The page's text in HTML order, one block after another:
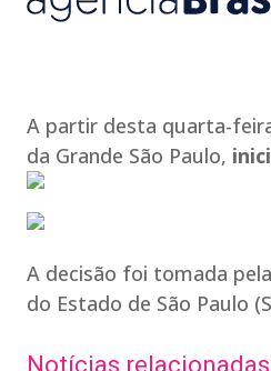
A partir desta quarta-
da Grande São Paulo,
A decisão foi tomada
do Estado de São Paulo
Notícias